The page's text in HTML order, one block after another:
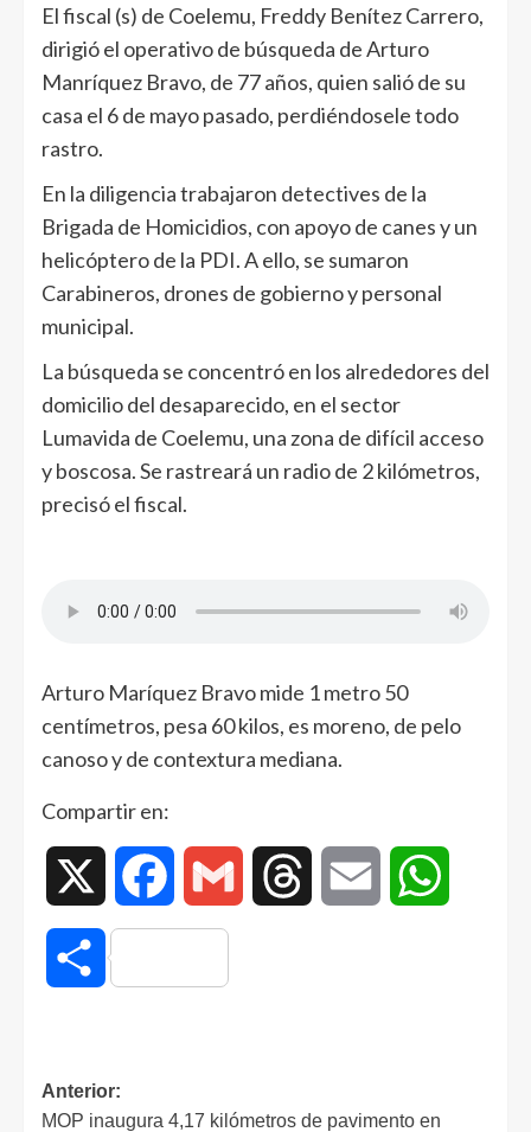
El fiscal (s) de Coelemu, Freddy Benítez Carrero,
dirigió el operativo de búsqueda de Arturo
Manríquez Bravo, de 77 años, quien salió de su
casa el 6 de mayo pasado, perdiéndosele todo
rastro.
En la diligencia trabajaron detectives de la
Brigada de Homicidios, con apoyo de canes y un
helicóptero de la PDI. A ello, se sumaron
Carabineros, drones de gobierno y personal
municipal.
La búsqueda se concentró en los alrededores del
domicilio del desaparecido, en el sector
Lumavida de Coelemu, una zona de difícil acceso
y boscosa. Se rastreará un radio de 2 kilómetros,
precisó el fiscal.
Arturo Maríquez Bravo mide 1 metro 50
centímetros, pesa 60 kilos, es moreno, de pelo
canoso y de contextura mediana.
Compartir en:
Facebook Gmail Threads Email
Compartir
Anterior:
MOP inaugura 4,17 kilómetros de pavimento en